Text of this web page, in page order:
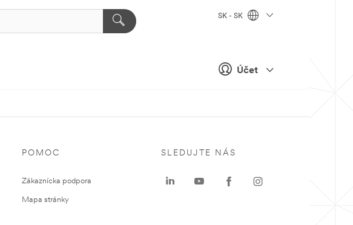
Účet
SK - SK
POMOC
Zákaznícka podpora
Mapa stránky
SLEDUJTE NÁS